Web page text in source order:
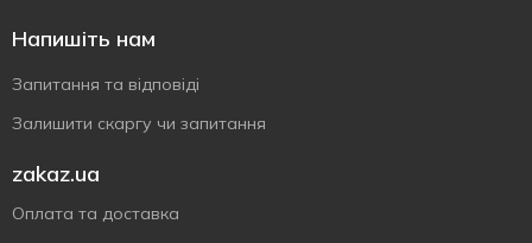
Напишіть нам
Запитання та відповіді
Залишити скаргу чи запитання
zakaz.ua
Оплата та доставка